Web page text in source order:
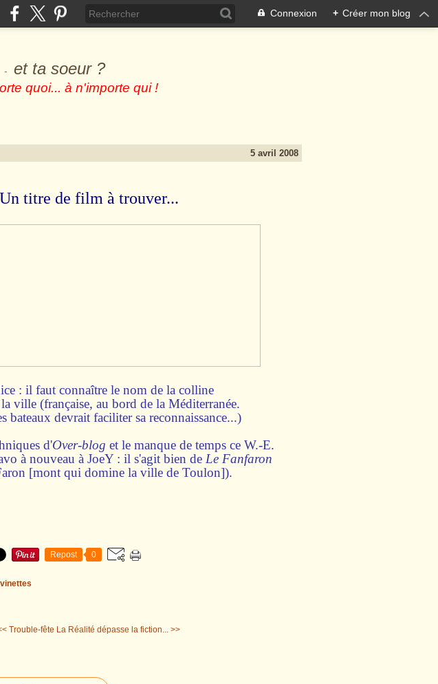
Connexion + Créer mon blog
- et ta soeur ?
quoi... à n'importe qui !
5 avril 2008
Un titre de film à trouver...
: il faut connaître le nom de la colline
ville (française, au bord de la Méditerranée.
bateaux devrait faciliter sa reconnaissance...)
d'Over-blog et le manque de temps ce W.-E.
à nouveau à JoeY : il s'agit bien de Le Fanfaron
[mont qui domine la ville de Toulon]).
Repost 0
Trouble-fête La Réalité dépasse la fiction... >>